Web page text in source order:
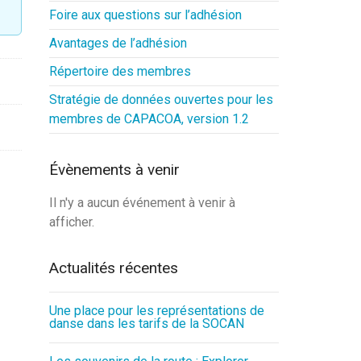
Foire aux questions sur l’adhésion
Avantages de l’adhésion
Répertoire des membres
Stratégie de données ouvertes pour les
membres de CAPACOA, version 1.2
Évènements à venir
Il n'y a aucun événement à venir à
afficher.
Actualités récentes
Une place pour les représentations de
danse dans les tarifs de la SOCAN